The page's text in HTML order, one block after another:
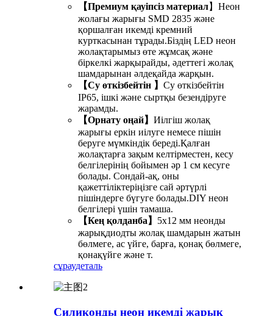
【Премиум қауіпсіз материал】Неон
жолағы жарығы SMD 2835 және
қоршалған икемді кремний
курткасынан тұрады.Біздің LED неон
жолақтарымыз өте жұмсақ және
біркелкі жарқырайды, әдеттегі жолақ
шамдарынан әлдеқайда жарқын.
【Су өткізбейтін 】 Су өткізбейтін
IP65, ішкі және сыртқы безендіруге
жарамды.
【Орнату оңай】 Иілгіш жолақ
жарығы еркін иілуге ​​немесе пішін
беруге мүмкіндік береді.Қалған
жолақтарға зақым келтірместен, кесу
белгілерінің бойымен әр 1 см кесуге
болады. Сондай-ақ, оны
қажеттіліктеріңізге сай әртүрлі
пішіндерге бүгуге болады.DIY неон
белгілері үшін тамаша.
【Кең қолданба】 5x12 мм неонды
жарықдиодты жолақ шамдарын жатын
бөлмеге, ас үйге, барға, қонақ бөлмеге,
қонақүйге және т.
сұраудеталь
Силиконды неон икемді жарық